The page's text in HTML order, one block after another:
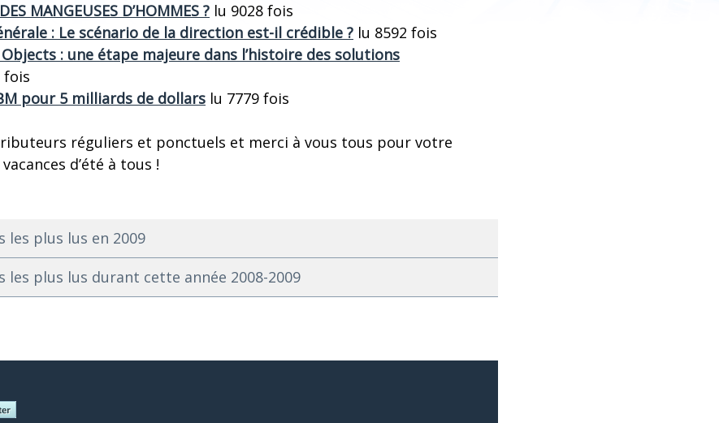
MANGEUSES D’HOMMES ? lu 9028 fois
: Le scénario de la direction est-il crédible ? lu 8592 fois
: une étape majeure dans l’histoire des solutions
fois
pour 5 milliards de dollars lu 7779 fois
réguliers et ponctuels et merci à vous tous pour votre
d’été à tous !
les plus lus en 2009
les plus lus durant cette année 2008-2009